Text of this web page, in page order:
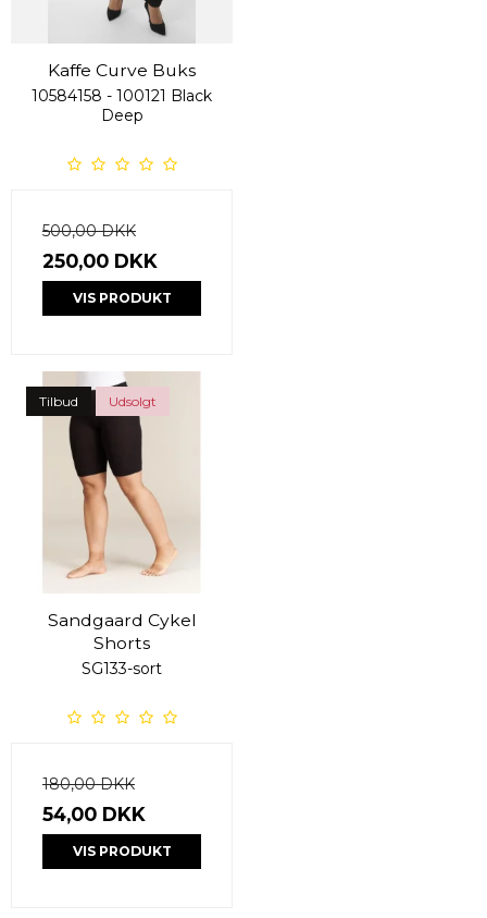
Kaffe Curve Buks
10584158 - 100121 Black
Deep
500,00 DKK
250,00 DKK
VIS PRODUKT
Tilbud Udsolgt
Sandgaard Cykel
Shorts
SG133-sort
180,00 DKK
54,00 DKK
VIS PRODUKT